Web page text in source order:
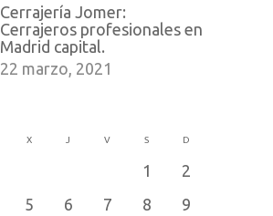
Cerrajería Jomer:
Cerrajeros profesionales en
Madrid capital.
22 marzo, 2021
X J V S D
1
2
5 6 7 8
9